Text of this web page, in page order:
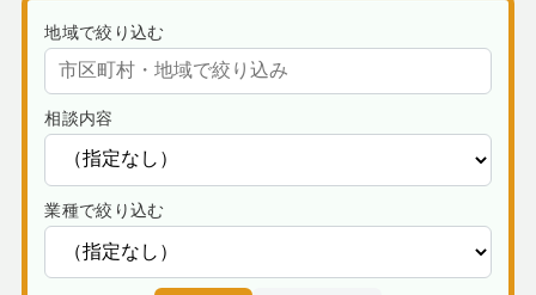
地域で絞り込む
相談内容
業種で絞り込む